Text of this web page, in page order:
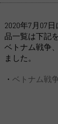
2020年7月07
品一覧は下記
ベトナム戦争
ました。
・ ベトナム戦